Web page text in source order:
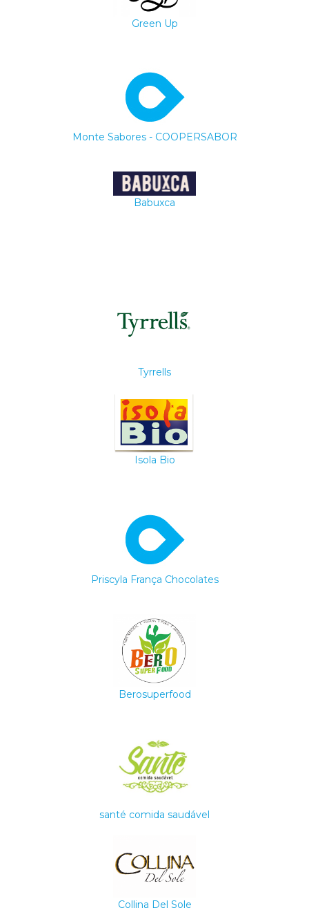
Green Up
Monte Sabores - COOPERSABOR
Babuxca
Tyrrells
Isola Bio
Priscyla França Chocolates
Berosuperfood
santé comida saudável
Collina Del Sole